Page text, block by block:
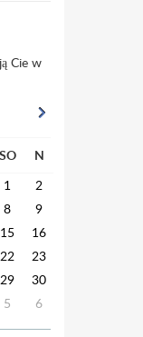
Cie w
SO
N
1
2
8
9
15
16
22
23
29
30
5 6